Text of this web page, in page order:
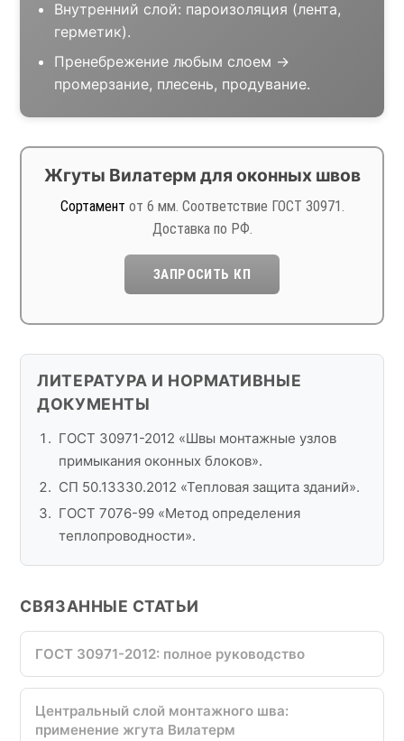
Внутренний слой: пароизоляция (лента,
герметик).
Пренебрежение любым слоем →
промерзание, плесень, продувание.
Жгуты Вилатерм для оконных швов
Сортамент от 6 мм. Соответствие ГОСТ 30971.
Доставка по РФ.
ЗАПРОСИТЬ КП
ЛИТЕРАТУРА И НОРМАТИВНЫЕ
ДОКУМЕНТЫ
ГОСТ 30971-2012 «Швы монтажные узлов
примыкания оконных блоков».
СП 50.13330.2012 «Тепловая защита зданий».
ГОСТ 7076-99 «Метод определения
теплопроводности».
СВЯЗАННЫЕ СТАТЬИ
ГОСТ 30971-2012: полное руководство
Центральный слой монтажного шва:
применение жгута Вилатерм